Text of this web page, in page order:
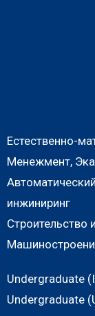
Естественно-
Менежмент,
инжиниринг
Строительство
Undergraduate
Undergraduate